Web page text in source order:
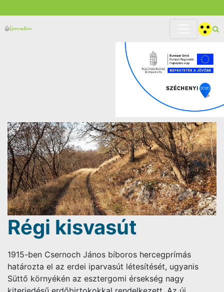
Régi kisvasút
1915-ben Csernoch János bíboros hercegprímás
határozta el az erdei iparvasút létesítését, ugyanis
Süttő környékén az esztergomi érsekség nagy